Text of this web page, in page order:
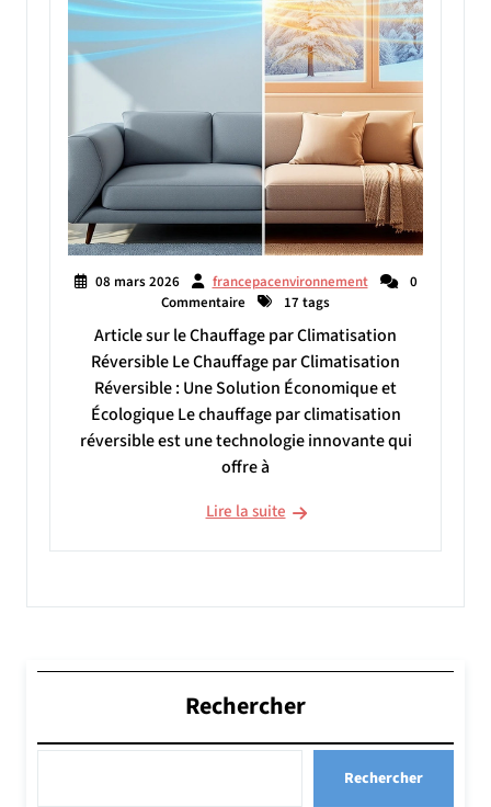
08 mars 2026 francepacenvironnement
0
Commentaire
17 tags
Article sur le Chauffage par Climatisation
Réversible Le Chauffage par Climatisation
Réversible : Une Solution Économique et
Écologique Le chauffage par climatisation
réversible est une technologie innovante qui
offre à
Lire la suite
Rechercher
Rechercher